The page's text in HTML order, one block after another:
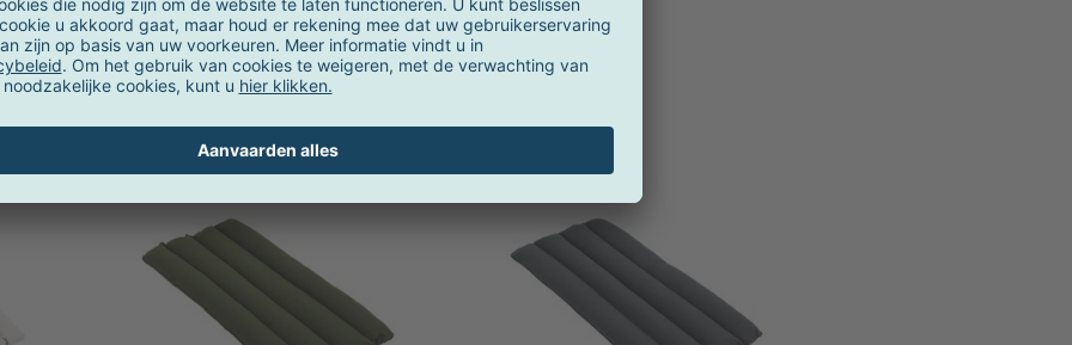
Selecteer accessoires
Actie Actie